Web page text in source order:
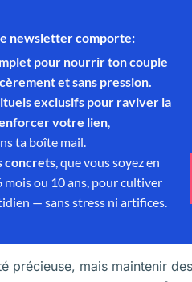
précieuse, mais maintenir des